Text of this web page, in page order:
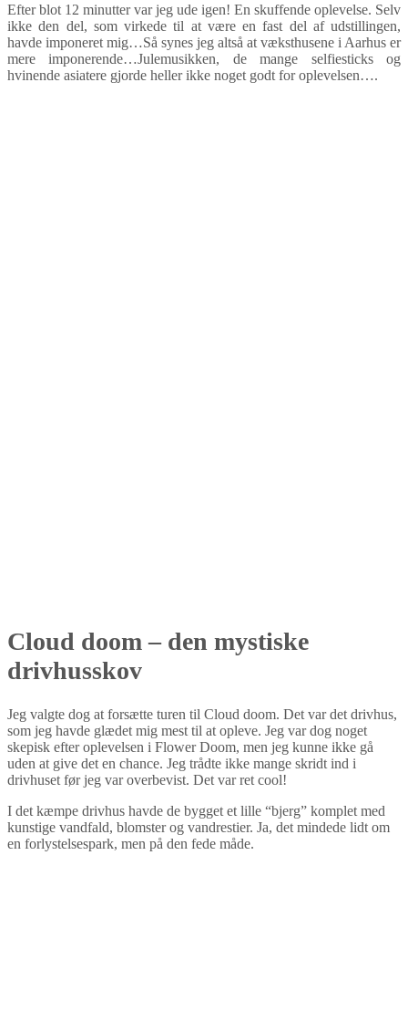
Efter blot 12 minutter var jeg ude igen! En skuffende oplevelse. Selv
ikke den del, som virkede til at være en fast del af udstillingen,
havde imponeret mig…Så synes jeg altså at væksthusene i Aarhus er
mere imponerende…Julemusikken, de mange selfiesticks og
hvinende asiatere gjorde heller ikke noget godt for oplevelsen….
Cloud doom – den mystiske
drivhusskov
Jeg valgte dog at forsætte turen til Cloud doom. Det var det drivhus,
som jeg havde glædet mig mest til at opleve. Jeg var dog noget
skepisk efter oplevelsen i Flower Doom, men jeg kunne ikke gå
uden at give det en chance. Jeg trådte ikke mange skridt ind i
drivhuset før jeg var overbevist. Det var ret cool!
I det kæmpe drivhus havde de bygget et lille “bjerg” komplet med
kunstige vandfald, blomster og vandrestier. Ja, det mindede lidt om
en forlystelsespark, men på den fede måde.